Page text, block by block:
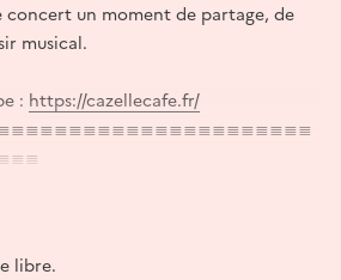
concert un moment de partage, de
musical.
: https://cazellecafe.fr/
:
libre.